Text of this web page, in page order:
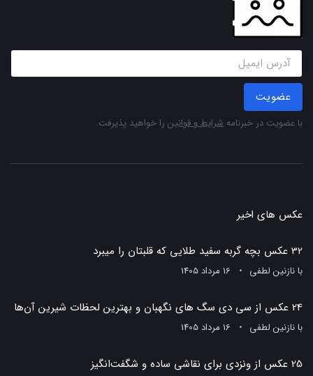
عضویت
با عضویت در خبرنامه شرایط و قوانین را خواهید پذیرفت.
عکس های اخیر
32 عکس بچه گربه سفید طلایی که قلبتان را میبرد
بانازنین لطفی 16 مرداد 1405
24 عکس از سی دی سگ های نگهبان و بهترین لحظات شیرین آن‌ها
بانازنین لطفی 16 مرداد 1405
25 عکس از ونزدی برای نقاشی ساده و شگفت‌انگیز